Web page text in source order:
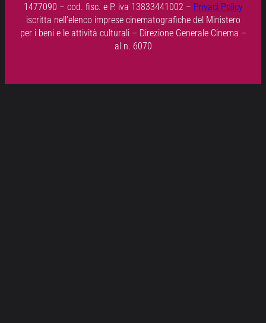
1477090 – cod. fisc. e P. iva 13833441002 – Privaci Policy
iscritta nell’elenco imprese cinematografiche del Ministero
per i beni e le attività culturali – Direzione Generale Cinema –
al n. 6070